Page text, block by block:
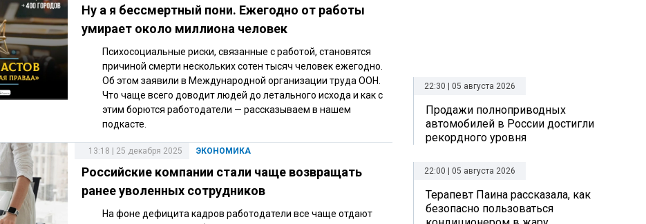
Ну а я бессмертный пони. Ежегодно от работы
умирает около миллиона человек
Психосоциальные риски, связанные с работой, становятся
причиной смерти нескольких сотен тысяч человек ежегодно.
Об этом заявили в Международной организации труда ООН.
Что чаще всего доводит людей до летального исхода и как с
этим борются работодатели — рассказываем в нашем
подкасте.
ЭКОНОМИКА
13:18 | 25 декабря 2025
Российские компании стали чаще возвращать
ранее уволенных сотрудников
На фоне дефицита кадров работодатели все чаще отдают
22:30 | 05 августа 2026
Продажи полноприводных
автомобилей в России достигли
рекордного уровня
22:00 | 05 августа 2026
Терапевт Паина рассказала, как
безопасно пользоваться